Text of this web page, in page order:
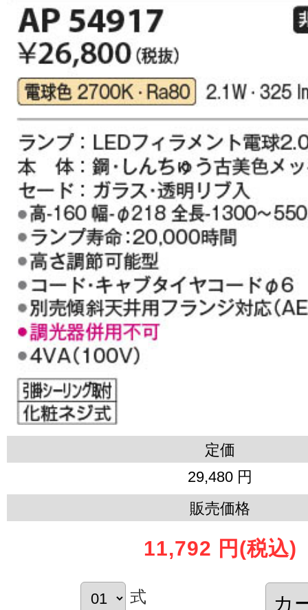
定価
29,480 円
販売価格
11,792 円 (税込)
式